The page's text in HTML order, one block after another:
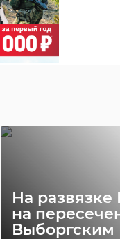
На
на
Выборгским
03 июня, 16:43